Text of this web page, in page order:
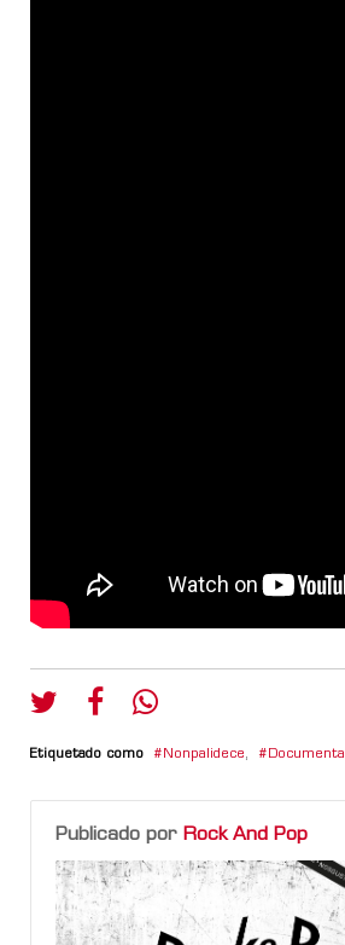
Etiquetado como Nonpalidece, Documental
Publicado por Rock And Pop